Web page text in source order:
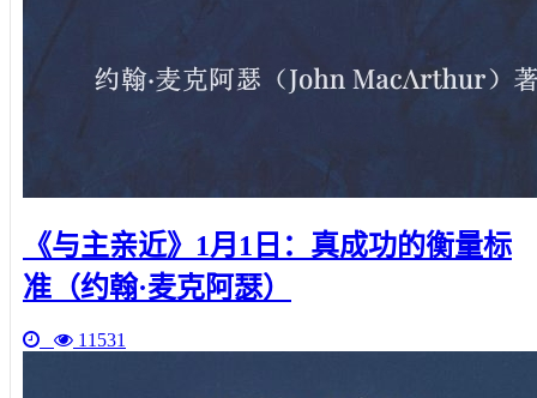
《与主亲近》1月1日：真成功的衡量标
准（约翰·麦克阿瑟）
11531